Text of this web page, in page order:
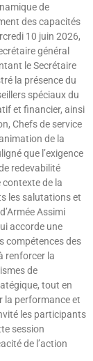
de
des capacités
10 juin 2026,
général
le Secrétaire
la présence du
spéciaux du
et financier, ainsi
Chefs de service
de la
que l’exigence
redevabilité
de la
les salutations et
Assimi
accorde une
compétences des
renforcer la
de
tout en
la performance et
les participants
session
de l’action